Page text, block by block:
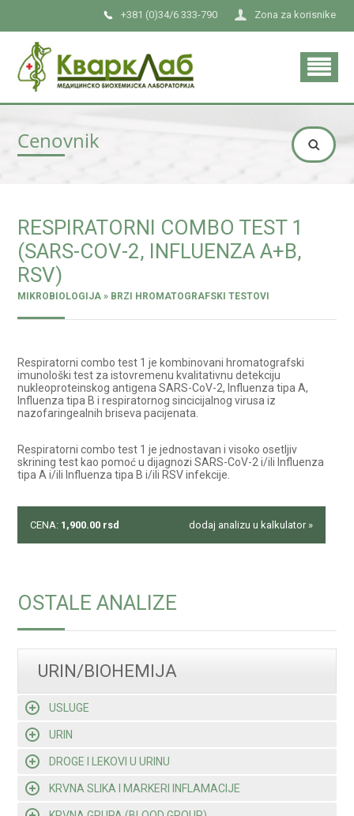
Zona za korisnike
+381 (0)34/6 333-790
Cenovnik
RESPIRATORNI COMBO TEST 1
(SARS-COV-2, INFLUENZA A+B,
RSV)
MIKROBIOLOGIJA » BRZI HROMATOGRAFSKI TESTOVI
Respiratorni combo test 1 je kombinovani hromatografski
imunološki test za istovremenu kvalitativnu detekciju
nukleoproteinskog antigena SARS-CoV-2, Influenza tipa A,
Influenza tipa B i respiratornog sincicijalnog virusa iz
nazofaringealnih briseva pacijenata.
Respiratorni combo test 1 je jednostavan i visoko osetljiv
skrining test kao pomoć u dijagnozi SARS-CoV-2 i/ili Influenza
tipa A i/ili Influenza tipa B i/ili RSV infekcije.
CENA: 1,900.00 rsd dodaj analizu u kalkulator »
OSTALE ANALIZE
URIN/BIOHEMIJA
USLUGE
URIN
DROGE I LEKOVI U URINU
KRVNA SLIKA I MARKERI INFLAMACIJE